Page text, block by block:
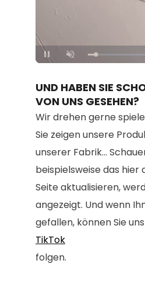
Unmute Loaded
UND HABEN SIE
VON UNS GESEHEN?
Wir drehen gerne
Sie zeigen unsere
unserer Fabrik...
beispielsweise das hier
Seite aktualisieren,
angezeigt. Und wenn
gefallen, können Sie
TikTok
folgen.